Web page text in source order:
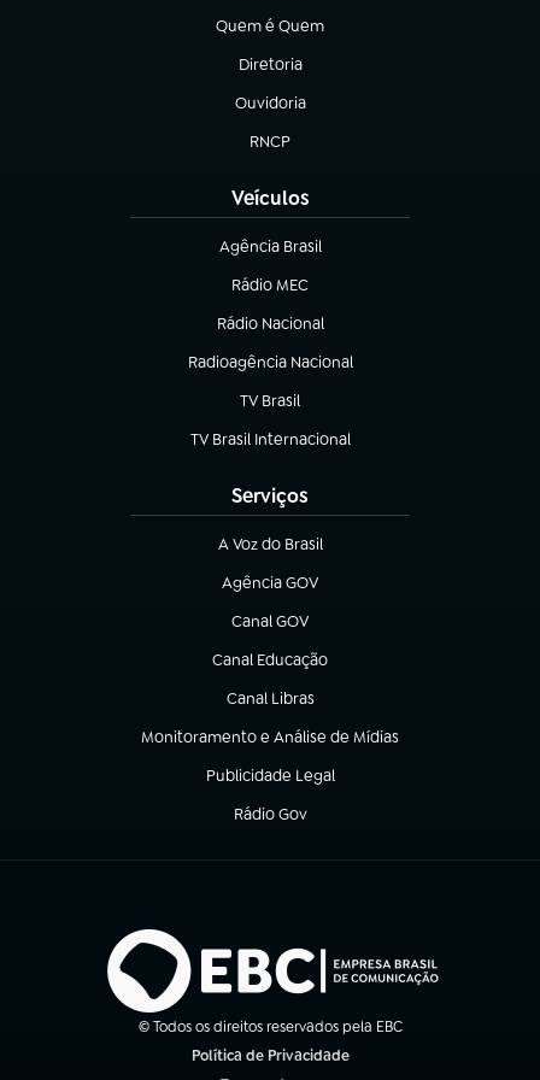
Quem é Quem
(abre em nova aba)
Diretoria
(abre em nova aba)
Ouvidoria
(abre em nova aba)
RNCP
(abre em nova aba)
Veículos
Agência Brasil
(abre em nova aba)
Rádio MEC
(abre em nova aba)
Rádio Nacional
Radioagência Nacional
(abre em nova aba)
TV Brasil
(abre em nova aba)
TV Brasil Internacional
(abre em nova aba)
Serviços
A Voz do Brasil
(abre em nova aba)
Agência GOV
(abre em nova aba)
Canal GOV
(abre em nova aba)
Canal Educação
(abre em nova aba)
Canal Libras
(abre em nova aba)
Monitoramento e Análise de Mídias
(abre em nova aba)
Publicidade Legal
(abre em nova aba)
Rádio Gov
(abre em nova aba)
© Todos os direitos reservados pela EBC
Política de Privacidade